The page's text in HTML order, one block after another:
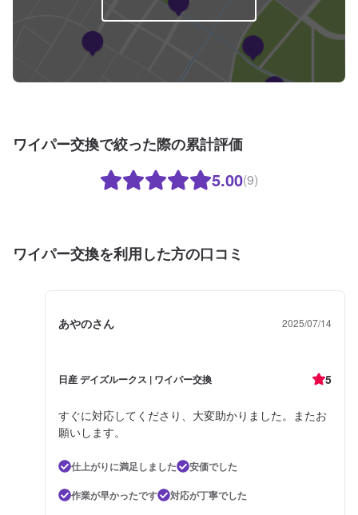
ワイパー交換で絞った際の累計評価
5.00(9)
ワイパー交換を利用した方の口コミ
あやのさん 2025/07/14
日産 デイズルークス | ワイパー交換 5
すぐに対応してくださり、大変助かりました。またお
願いします。
仕上がりに満足しました
安価でした
作業が早かったです
対応が丁寧でした